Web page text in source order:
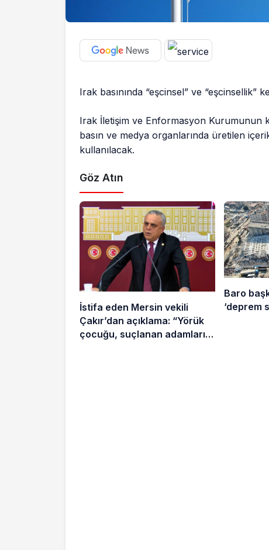
Irak basınında “eşcinsel” ve “eşcinsellik”
Irak İletişim ve Enformasyon Kurumunun
basın ve medya organlarında üretilen
kullanılacak.
Göz Atın
İstifa eden Mersin vekili
Çakır’dan açıklama: “Yörük
çocuğu, suçlanan adamların
Baro
‘deprem